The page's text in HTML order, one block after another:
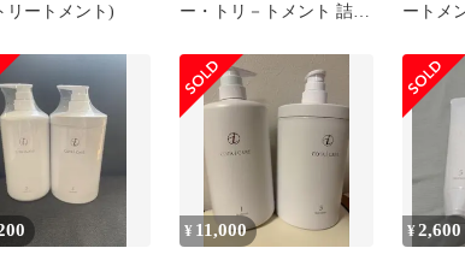
リートメント)
ー・トリ－トメント 詰め
ートメ
¥ 11,000 ¥2,600